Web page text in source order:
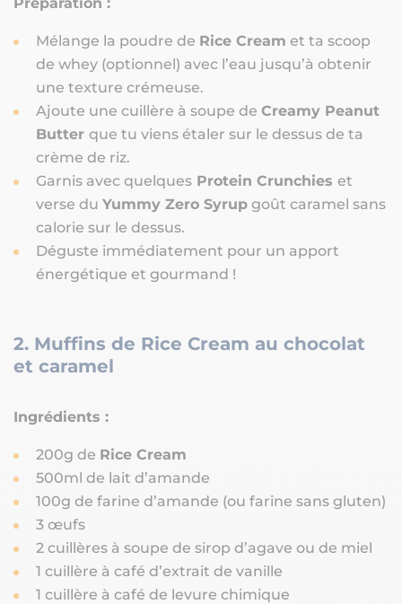
Préparation :
Mélange la poudre de Rice Cream et ta scoop
de whey (optionnel) avec l’eau jusqu’à obtenir
une texture crémeuse.
Ajoute une cuillère à soupe de Creamy Peanut
Butter que tu viens étaler sur le dessus de ta
crème de riz.
Garnis avec quelques Protein Crunchies et
verse du Yummy Zero Syrup goût caramel sans
calorie sur le dessus.
Déguste immédiatement pour un apport
énergétique et gourmand !
2. Muffins de Rice Cream au chocolat
et caramel
Ingrédients :
200g de Rice Cream
500ml de lait d’amande
100g de farine d’amande (ou farine sans gluten)
3 œufs
2 cuillères à soupe de sirop d’agave ou de miel
1 cuillère à café d’extrait de vanille
1 cuillère à café de levure chimique